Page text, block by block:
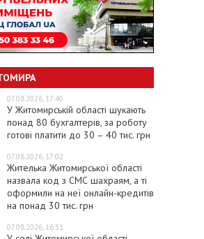
07.08.2026, 17:40
У Житомирській області шукають
понад 80 бухгалтерів, за роботу
готові платити до 30 – 40 тис. грн
07.08.2026, 17:02
Жителька Житомирської області
назвала код з СМС шахраям, а ті
оформили на неї онлайн-кредитів
на понад 30 тис. грн
07.08.2026, 16:31